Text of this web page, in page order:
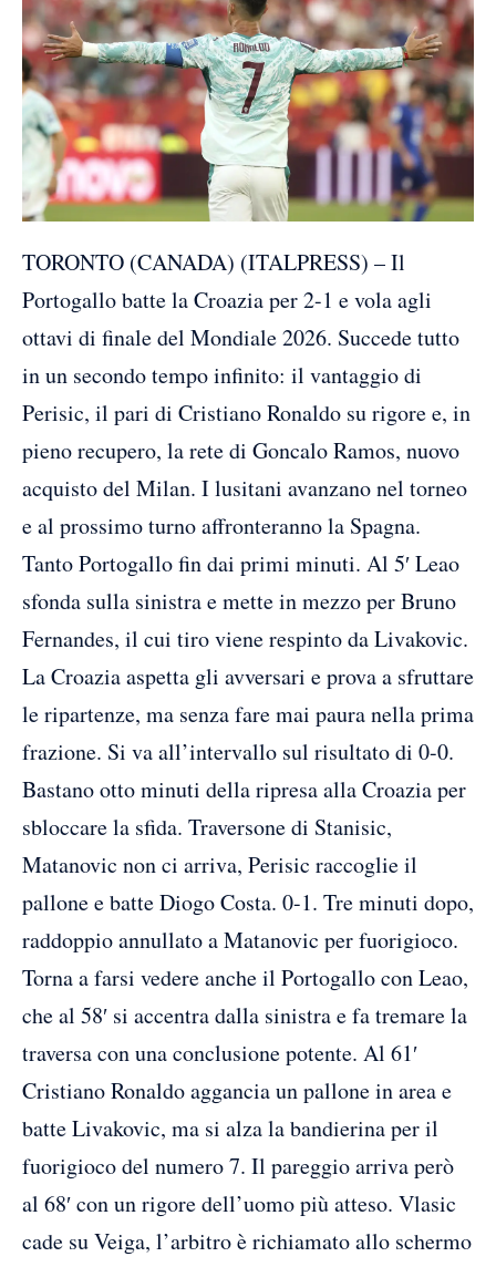
TORONTO (CANADA) (ITALPRESS) – Il
Portogallo batte la Croazia per 2-1 e vola agli
ottavi di finale del Mondiale 2026. Succede tutto
in un secondo tempo infinito: il vantaggio di
Perisic, il pari di Cristiano Ronaldo su rigore e, in
pieno recupero, la rete di Goncalo Ramos, nuovo
acquisto del Milan. I lusitani avanzano nel torneo
e al prossimo turno affronteranno la Spagna.
Tanto Portogallo fin dai primi minuti. Al 5′ Leao
sfonda sulla sinistra e mette in mezzo per Bruno
Fernandes, il cui tiro viene respinto da Livakovic.
La Croazia aspetta gli avversari e prova a sfruttare
le ripartenze, ma senza fare mai paura nella prima
frazione. Si va all’intervallo sul risultato di 0-0.
Bastano otto minuti della ripresa alla Croazia per
sbloccare la sfida. Traversone di Stanisic,
Matanovic non ci arriva, Perisic raccoglie il
pallone e batte Diogo Costa. 0-1. Tre minuti dopo,
raddoppio annullato a Matanovic per fuorigioco.
Torna a farsi vedere anche il Portogallo con Leao,
che al 58′ si accentra dalla sinistra e fa tremare la
traversa con una conclusione potente. Al 61′
Cristiano Ronaldo aggancia un pallone in area e
batte Livakovic, ma si alza la bandierina per il
fuorigioco del numero 7. Il pareggio arriva però
al 68′ con un rigore dell’uomo più atteso. Vlasic
cade su Veiga, l’arbitro è richiamato allo schermo